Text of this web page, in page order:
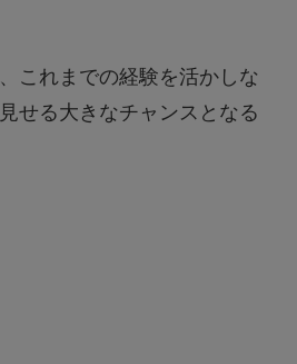
これまでの経験を活かしな
せる大きなチャンスとなる